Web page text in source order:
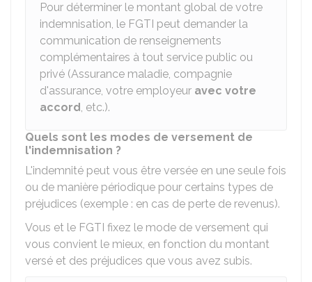
Pour déterminer le montant global de votre
indemnisation, le FGTI peut demander la
communication de renseignements
complémentaires à tout service public ou
privé (Assurance maladie, compagnie
d'assurance, votre employeur avec votre
accord, etc.).
Quels sont les modes de versement de
l'indemnisation ?
L'indemnité peut vous être versée en une seule fois
ou de manière périodique pour certains types de
préjudices (exemple : en cas de perte de revenus).
Vous et le FGTI fixez le mode de versement qui
vous convient le mieux, en fonction du montant
versé et des préjudices que vous avez subis.